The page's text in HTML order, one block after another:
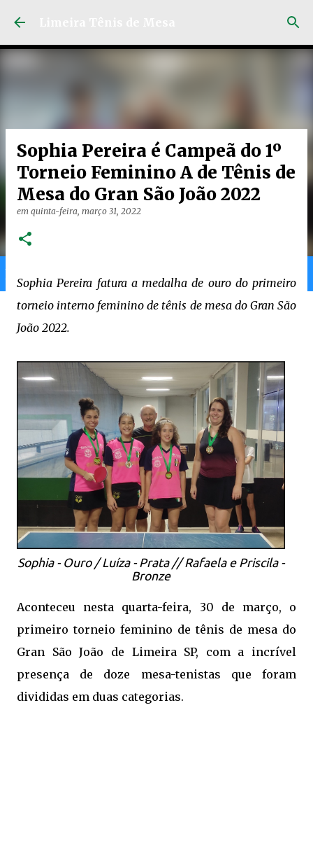
Home Limeira Ranking
Sophia Pereira é Campeã do 1º
Torneio Feminino A de Tênis de
Mesa do Gran São João 2022
em quinta-feira, março 31, 2022
Sophia Pereira fatura a medalha de ouro do primeiro
torneio interno feminino de tênis de mesa do Gran São
João 2022.
Sophia - Ouro / Luíza - Prata // Rafaela e Priscila -
Bronze
Aconteceu nesta quarta-feira, 30 de março, o
primeiro torneio feminino de tênis de mesa do
Gran São João de Limeira SP, com a incrível
presença de doze mesa-tenistas que foram
divididas em duas categorias.